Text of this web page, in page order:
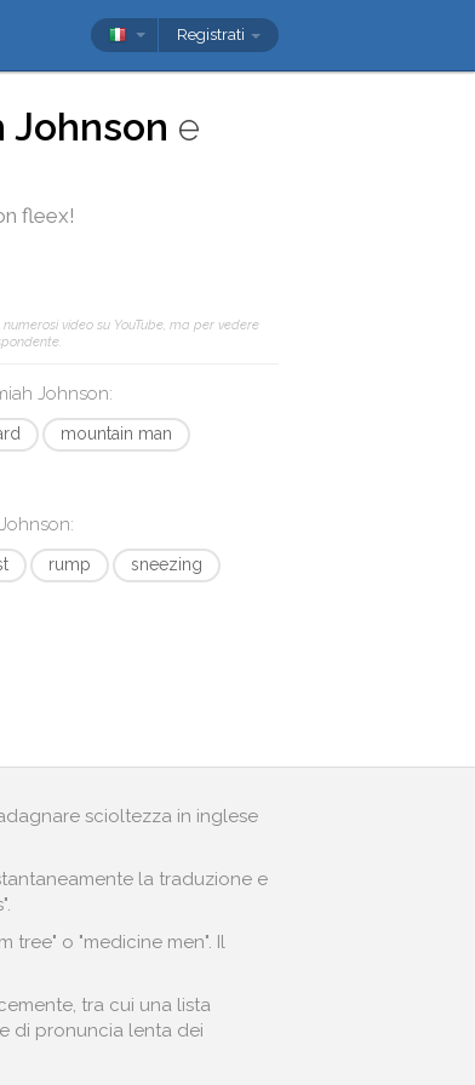
Registrati
Johnson e
fleex!
video su YouTube, ma per vedere
Johnson:
mountain man
:
rump
sneezing
scioltezza in inglese
la traduzione e
tree" o "medicine men". Il
tra cui una lista
di pronuncia lenta dei